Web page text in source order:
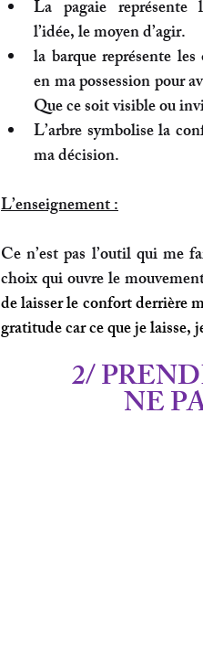
La pagaie représente
l’idée, le moyen d’agir.
la barque représente
en ma possession pour
Que ce soit visible ou
L’arbre symbolise la
ma décision.
L’enseignement :
Ce n’est pas l’outil qui me
choix qui ouvre le
de laisser le confort derrière
gratitude car ce que je
2/
NE